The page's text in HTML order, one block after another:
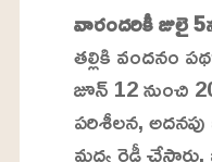
వారందరికీ జులై
తల్లికి వందనం
జూన్ 12 నుంచి
పరిశీలన,
మధ్య రెడీ